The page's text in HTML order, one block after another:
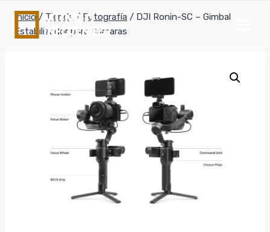
contenido
Inicio / Tienda / Fotografía / DJI Ronin-SC – Gimbal
Estabilizador para Cámaras